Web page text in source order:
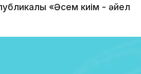
«Әсем киім - әйел